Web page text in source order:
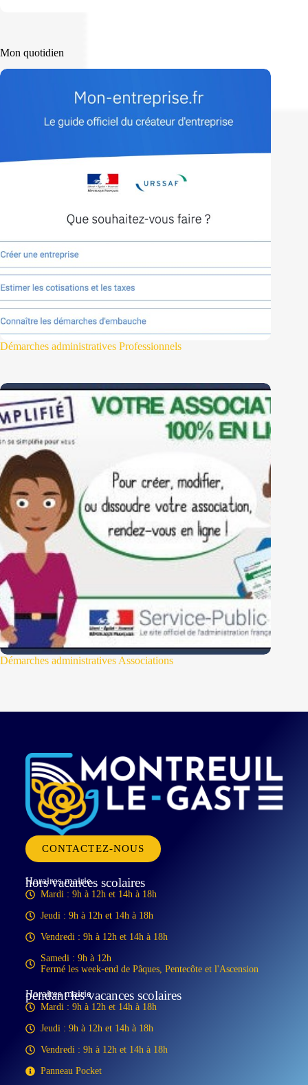
Mon quotidien
Démarches administratives Professionnels
Démarches administratives Associations
CONTACTEZ-NOUS
Horaires mairie
hors vacances scolaires
Mardi : 9h à 12h et 14h à 18h
Jeudi : 9h à 12h et 14h à 18h
Vendredi : 9h à 12h et 14h à 18h
Samedi : 9h à 12h
Fermé les week-end de Pâques, Pentecôte et l'Ascension
Horaires mairie
pendant les vacances scolaires
Mardi : 9h à 12h et 14h à 18h
Jeudi : 9h à 12h et 14h à 18h
Vendredi : 9h à 12h et 14h à 18h
Panneau Pocket